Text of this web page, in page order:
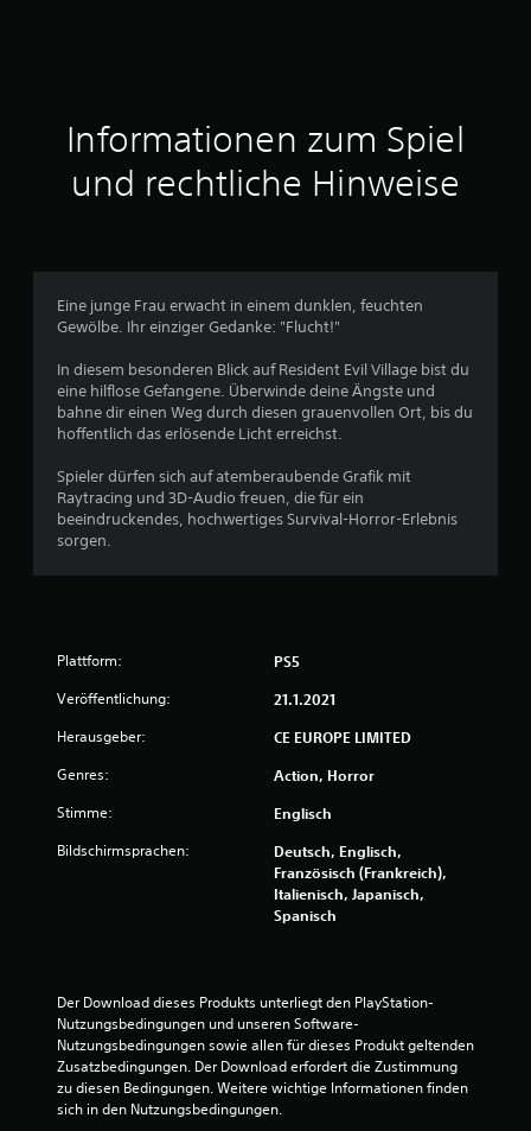
u
s
8
1
3
w
e
Informationen zum Spiel
und rechtliche Hinweise
Eine junge Frau erwacht in einem dunklen, feuchten
Gewölbe. Ihr einziger Gedanke: "Flucht!"
In diesem besonderen Blick auf Resident Evil Village bist du
eine hilflose Gefangene. Überwinde deine Ängste und
bahne dir einen Weg durch diesen grauenvollen Ort, bis du
hoffentlich das erlösende Licht erreichst.
Spieler dürfen sich auf atemberaubende Grafik mit
Raytracing und 3D-Audio freuen, die für ein
beeindruckendes, hochwertiges Survival-Horror-Erlebnis
sorgen.
Plattform: PS5
Veröffentlichung: 21.1.2021
Herausgeber: CE EUROPE LIMITED
Genres: Action, Horror
Stimme: Englisch
Bildschirmsprachen:
Deutsch, Englisch,
Französisch (Frankreich),
Italienisch, Japanisch,
Spanisch
Der Download dieses Produkts unterliegt den PlayStation-
Nutzungsbedingungen und unseren Software-
Nutzungsbedingungen sowie allen für dieses Produkt geltenden
Zusatzbedingungen. Der Download erfordert die Zustimmung
zu diesen Bedingungen. Weitere wichtige Informationen finden
sich in den Nutzungsbedingungen.